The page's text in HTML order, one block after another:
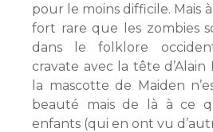
pour le moins difficile. Mais
fort rare que les zombies
dans le folklore
cravate avec la tête
la mascotte de Maiden
beauté mais de là à ce
enfants (qui en ont vu